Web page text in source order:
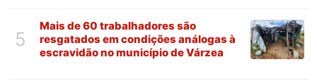
5
Mais de 60 trabalhadores são
resgatados em condições análogas à
escravidão no município de Várzea